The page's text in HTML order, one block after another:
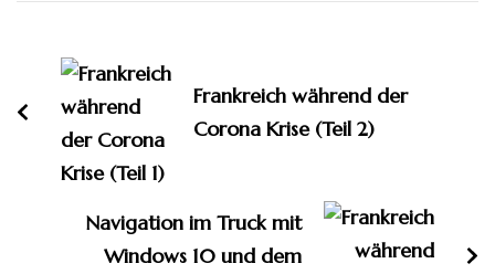
Frankreich während der
Corona Krise (Teil 2)
Navigation im Truck mit
Windows 10 und dem